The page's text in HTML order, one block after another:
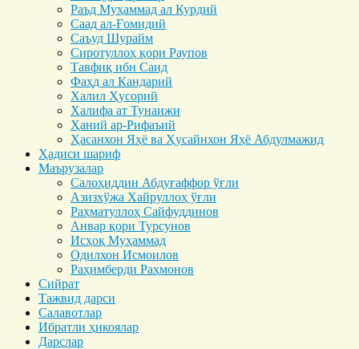
Раъд Муҳаммад ал Курдий
Саад ал-Ғомидий
Саъуд Шурайм
Сиротуллоҳ қори Раупов
Тавфиқ ибн Саид
Фаҳд ал Кандарий
Халил Ҳусорий
Халифа ат Тунаижи
Ҳаний ар-Рифаъий
Ҳасанхон Яҳё ва Ҳусайнхон Яҳё Абдулмажид
Ҳадиси шариф
Маърузалар
Салоҳиддин Абдуғаффор ўғли
Азизхўжа Хайруллоҳ ўғли
Раҳматуллоҳ Сайфуддинов
Анвар қори Турсунов
Исҳоқ Муҳаммад
Одилхон Исмоилов
Раҳимберди Раҳмонов
Сийрат
Тажвид дарси
Салавотлар
Ибратли ҳикоялар
Дарслар